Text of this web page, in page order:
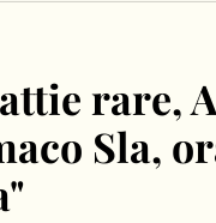
rare,
Sla,